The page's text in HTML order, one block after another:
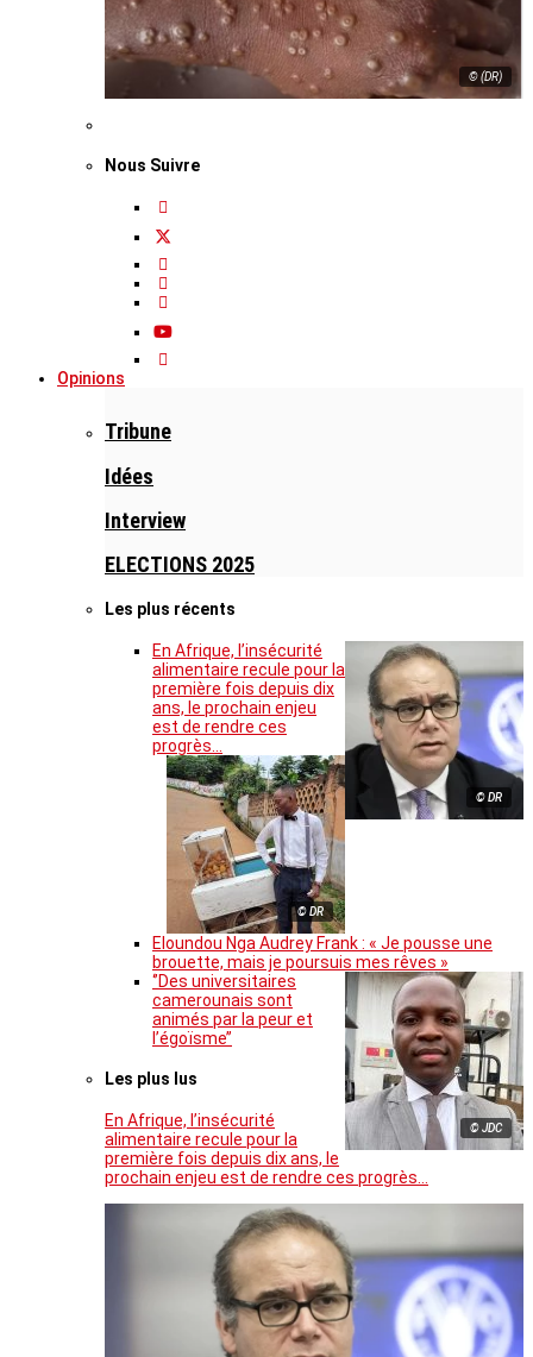
© (DR)
Nous Suivre
Opinions
Tribune
Idées
Interview
ELECTIONS 2025
Les plus récents
© DR
En Afrique, l’insécurité
alimentaire recule pour la
première fois depuis dix
ans, le prochain enjeu
est de rendre ces
progrès…
© DR
Eloundou Nga Audrey Frank : « Je pousse une
brouette, mais je poursuis mes rêves »
© JDC
‘’Des universitaires
camerounais sont
animés par la peur et
l’égoïsme’’
Les plus lus
En Afrique, l’insécurité
alimentaire recule pour la
première fois depuis dix ans, le
prochain enjeu est de rendre ces progrès…